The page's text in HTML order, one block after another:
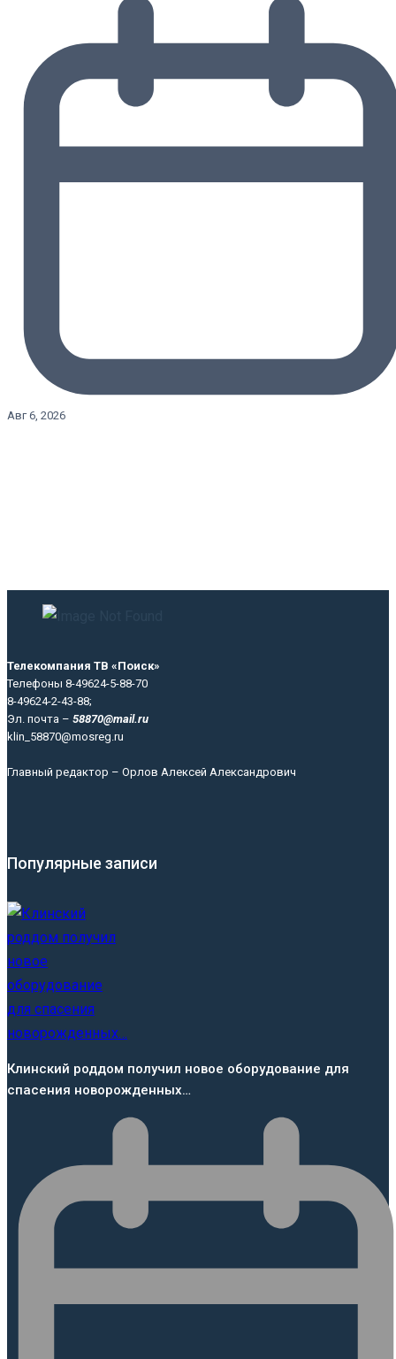
Авг 6, 2026
Телекомпания ТВ «Поиск»
Телефоны 8-49624-5-88-70
8-49624-2-43-88;
Эл. почта – 58870@mail.ru
klin_58870@mosreg.ru
Главный редактор – Орлов Алексей Александрович
Популярные записи
Клинский роддом получил новое оборудование для
спасения новорожденных…